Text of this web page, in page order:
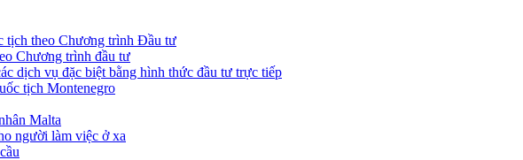
tịch theo Chương trình Đầu tư
Chương trình đầu tư
dịch vụ đặc biệt bằng hình thức đầu tư trực tiếp
tịch Montenegro
Malta
người làm việc ở xa